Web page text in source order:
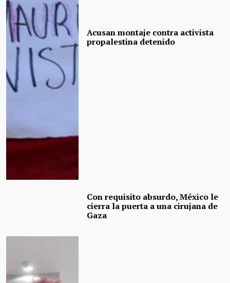
Acusan montaje contra activista
propalestina detenido
Con requisito absurdo, México le
cierra la puerta a una cirujana de
Gaza